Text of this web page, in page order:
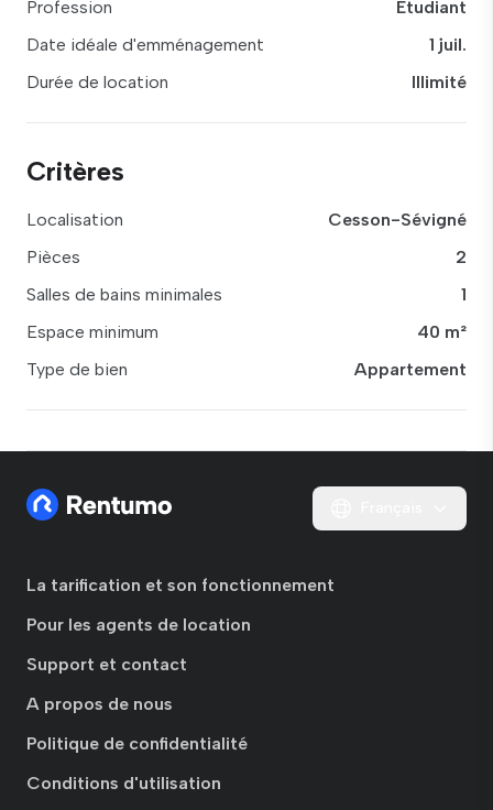
Profession
Étudiant
Date idéale d'emménagement
1 juil.
Durée de location
Illimité
Critères
Localisation
Cesson-Sévigné
Pièces
2
Salles de bains minimales
1
Espace minimum
40 m²
Type de bien
Appartement
La tarification et son fonctionnement
Pour les agents de location
Support et contact
A propos de nous
Politique de confidentialité
Conditions d'utilisation